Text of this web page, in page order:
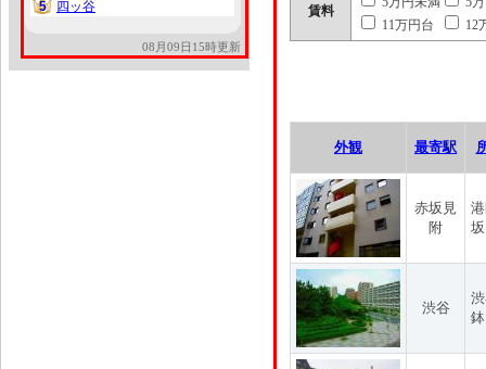
5
5 四ッ谷
08月09日15時更新
賃料
11万円台
12
外観 最寄駅
赤坂見
附
渋谷